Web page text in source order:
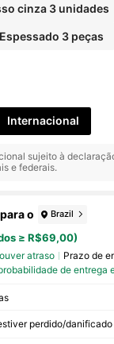
cinza 3 unidades
3 peças
Internacional
sujeito à
e federais.
o Brazil
≥ R$69,00)
atraso Prazo de
de entrega